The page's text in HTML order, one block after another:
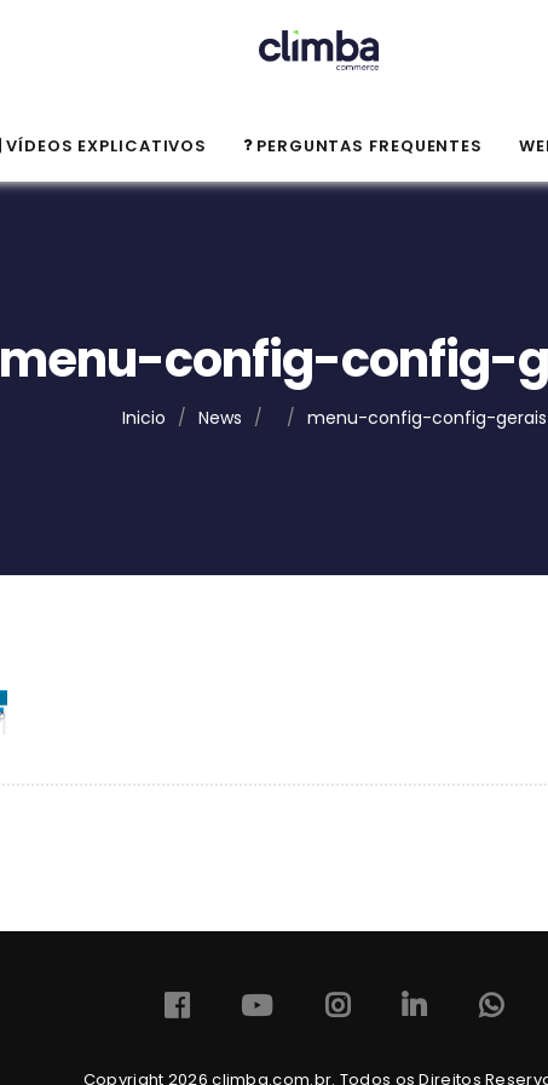
VÍDEOS EXPLICATIVOS PERGUNTAS FREQUENTES
menu-config-config-
Inicio / News / / menu-config-config-gerais
Copyright 2026 climba.com.br. Todos os Direitos